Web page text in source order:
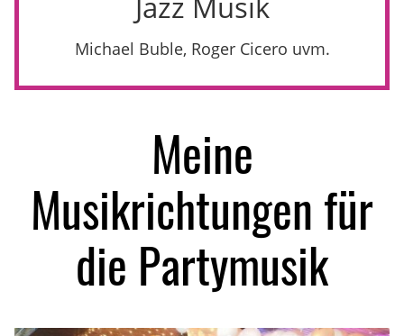
Michael Buble, Roger Cicero uvm.
Meine
Musikrichtungen für
die Partymusik